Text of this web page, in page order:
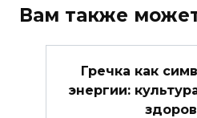
Вам также
Гречка как
энергии: